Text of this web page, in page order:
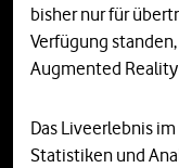
bisher nur für
Verfügung
Augmented
Das Liveerlebnis
Statistiken und